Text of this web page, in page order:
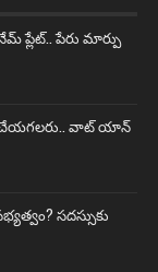
ప్లేట్‌.. పేరు మార్పు
చేయగలరు.. వాట్ యాన్
సదస్సుకు